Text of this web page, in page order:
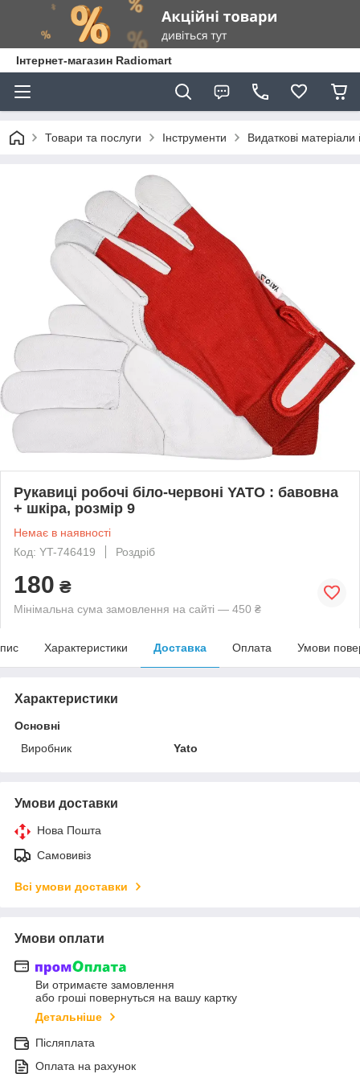
Інтернет-магазин Radiomart
Товари та послуги Інструменти Видаткові
Рукавиці робочі біло-червоні YATO : бавовна
+ шкіра, розмір 9
Немає в наявності
Код: YT-746419
Роздріб
180 ₴
Мінімальна сума замовлення на сайті — 450 ₴
Характеристики Доставка Оплата Умови
Характеристики
Основні
Виробник
Yato
Умови доставки
Нова Пошта
Самовивіз
Всі умови доставки
Умови оплати
Ви отримаєте замовлення
або гроші повернуться на вашу картку
Детальніше
Післяплата
Оплата на рахунок